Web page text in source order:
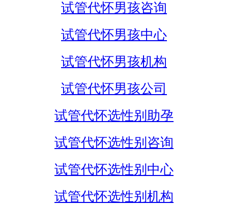
试管代怀男孩咨询
试管代怀男孩中心
试管代怀男孩机构
试管代怀男孩公司
试管代怀选性别助孕
试管代怀选性别咨询
试管代怀选性别中心
试管代怀选性别机构